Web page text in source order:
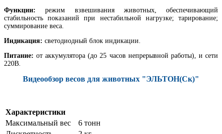
Функции: режим взвешивания животных, обеспечивающий
стабильность показаний при нестабильной нагрузке; тарирование;
суммирование веса.
Индикация: светодиодный блок индикации.
Питание: от аккумулятора (до 25 часов непрерывной работы), и сети
220В.
Видеообзор весов для животных "ЭЛЬТОН(Ск)"
Характеристики
Максимальный вес
6 тонн